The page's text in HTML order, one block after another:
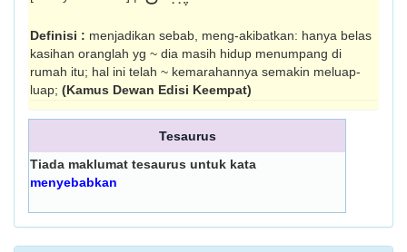
Definisi : menjadikan sebab, meng-akibatkan: hanya belas
kasihan oranglah yg ~ dia masih hidup menumpang di
rumah itu; hal ini telah ~ kemarahannya semakin meluap-
luap; (Kamus Dewan Edisi Keempat)
Tesaurus
Tiada maklumat tesaurus untuk kata
menyebabkan